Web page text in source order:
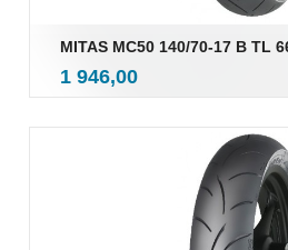
MITAS MC50 140/70-17 B TL
Pris
1 946,00mva.